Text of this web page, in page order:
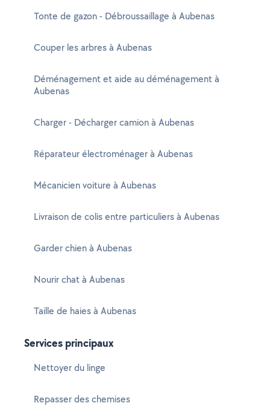
Tonte de gazon - Débroussaillage à Aubenas
Couper les arbres à Aubenas
Déménagement et aide au déménagement à
Aubenas
Charger - Décharger camion à Aubenas
Réparateur électroménager à Aubenas
Mécanicien voiture à Aubenas
Livraison de colis entre particuliers à Aubenas
Garder chien à Aubenas
Nourir chat à Aubenas
Taille de haies à Aubenas
Services principaux
Nettoyer du linge
Repasser des chemises